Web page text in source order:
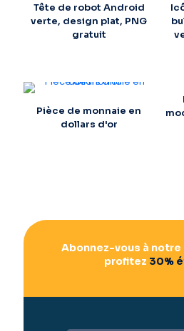
Tête de robot Android
verte, design plat, PNG
gratuit
Pièce de monnaie en
dollars d'or
Abonnez-vous à
profitez 30%